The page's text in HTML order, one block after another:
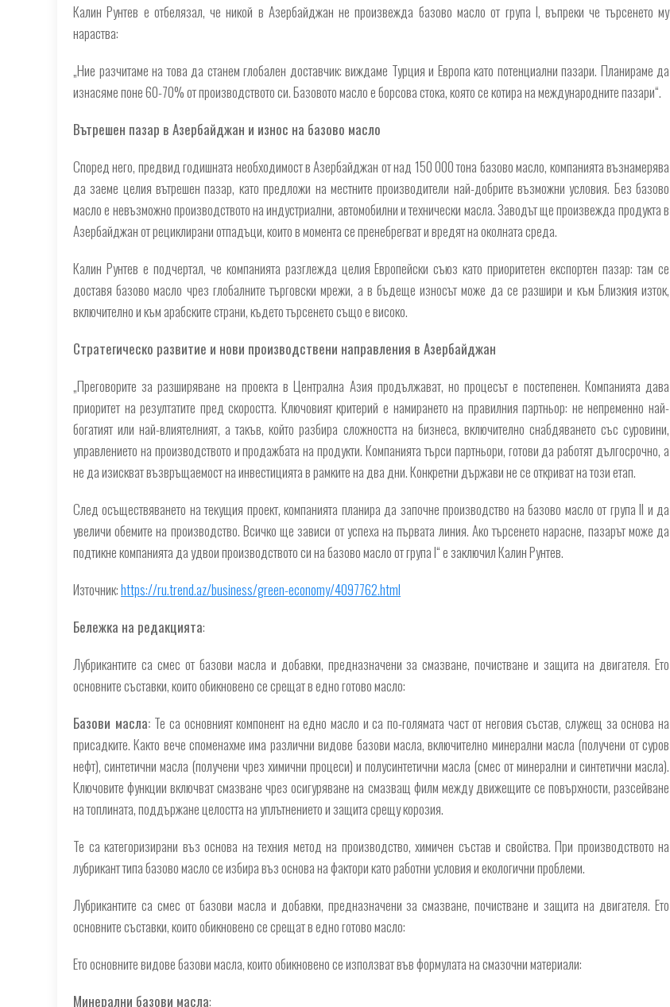
Калин Рунтев е отбелязал, че никой в ​​Азербайджан не произвежда базово масло от група I, въпреки че търсенето му
нараства:
„Ние разчитаме на това да станем глобален доставчик: виждаме Турция и Европа като потенциални пазари. Планираме да
изнасяме поне 60-70% от производството си. Базовото масло е борсова стока, която се котира на международните пазари“.
Вътрешен пазар в Азербайджан и износ на базово масло
Според него, предвид годишната необходимост в Азербайджан от над 150 000 тона базово масло, компанията възнамерява
да заеме целия вътрешен пазар, като предложи на местните производители най-добрите възможни условия. Без базово
масло е невъзможно производството на индустриални, автомобилни и технически масла. Заводът ще произвежда продукта в
Азербайджан от рециклирани отпадъци, които в момента се пренебрегват и вредят на околната среда.
Калин Рунтев е подчертал, че компанията разглежда целия Европейски съюз като приоритетен експортен пазар: там се
доставя базово масло чрез глобалните търговски мрежи, а в бъдеще износът може да се разшири и към Близкия изток,
включително и към арабските страни, където търсенето също е високо.
Стратегическо развитие и нови производствени направления в Азербайджан
„Преговорите за разширяване на проекта в Централна Азия продължават, но процесът е постепенен. Компанията дава
приоритет на резултатите пред скоростта. Ключовият критерий е намирането на правилния партньор: не непременно най-
богатият или най-влиятелният, а такъв, който разбира сложността на бизнеса, включително снабдяването със суровини,
управлението на производството и продажбата на продукти. Компанията търси партньори, готови да работят дългосрочно, а
не да изискват възвръщаемост на инвестицията в рамките на два дни. Конкретни държави не се откриват на този етап.
След осъществяването на текущия проект, компанията планира да започне производство на базово масло от група II и да
увеличи обемите на производство. Всичко ще зависи от успеха на първата линия. Ако търсенето нарасне, пазарът може да
подтикне компанията да удвои производството си на базово масло от група I“ е заключил Калин Рунтев.
Източник:https://ru.trend.az/business/green-economy/4097762.html
Бележка на редакцията:
Лубрикантите са смес от базови масла и добавки, предназначени за смазване, почистване и защита на двигателя. Ето
основните съставки, които обикновено се срещат в едно готово масло:
Базови масла: Те са основният компонент на едно масло и са по-голямата част от неговия състав, служещ за основа на
присадките. Както вече споменахме има различни видове базови масла, включително минерални масла (получени от суров
нефт), синтетични масла (получени чрез химични процеси) и полусинтетични масла (смес от минерални и синтетични масла).
Ключовите функции включват смазване чрез осигуряване на смазващ филм между движещите се повърхности, разсейване
на топлината, поддържане целостта на уплътнението и защита срещу корозия.
Те са категоризирани въз основа на техния метод на производство, химичен състав и свойства. При производството на
лубрикант типа базово масло се избира въз основа на фактори като работни условия и екологични проблеми.
Лубрикантите са смес от базови масла и добавки, предназначени за смазване, почистване и защита на двигателя. Ето
основните съставки, които обикновено се срещат в едно готово масло:
Ето основните видове базови масла, които обикновено се използват във формулата на смазочни материали:
Минерални базови масла: